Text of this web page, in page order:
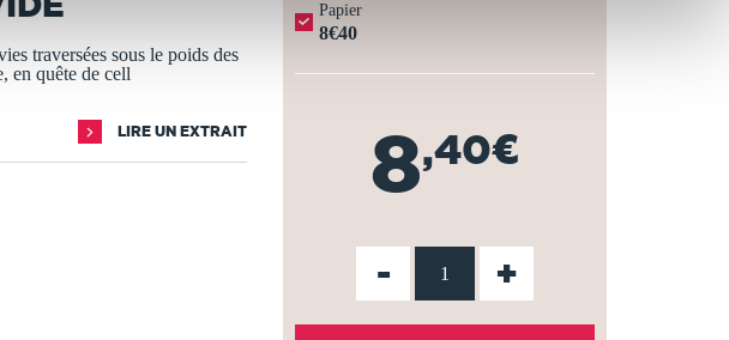
traversées sous le poids des
en quête de cell
LIRE UN EXTRAIT
Papier
8€40
8,40€
- +